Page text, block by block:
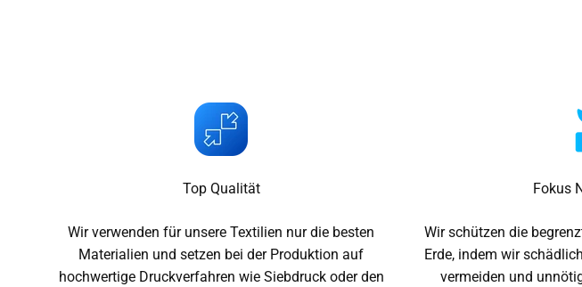
Top Qualität
Wir verwenden für unsere Textilien nur die besten
Materialien und setzen bei der Produktion auf
hochwertige Druckverfahren wie Siebdruck oder den
Fokus
Wir schützen die
Erde, indem wir
vermeiden und